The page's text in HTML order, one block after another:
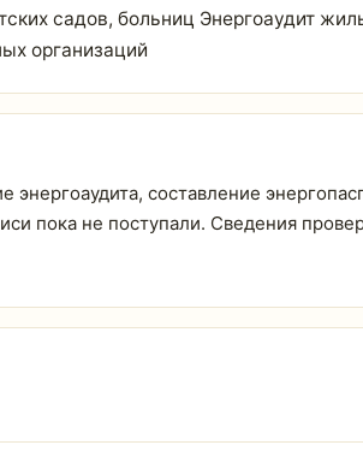
садов, больниц Энергоаудит
организаций
энергоаудита, составление
пока не поступали. Сведения